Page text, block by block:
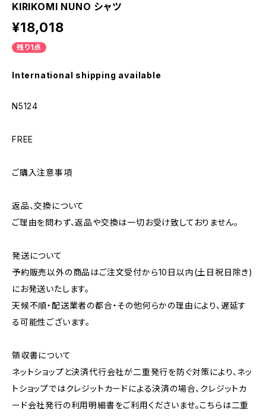
KIRIKOMI NUNO シャツ
¥18,018
残り1点
International shipping available
N5124
FREE
ご購入注意事項
返品、交換について
ご理由を問わず、返品や交換は一切お受け致しておりません。
発送について
予約販売以外の商品はご注文受付から10日以内(土日祝日除き)
にお発送いたします。
天候不順・配送業者の都合・その他何らかの理由により、遅延す
る可能性ございます。
領収書について
ネットショップと決済代行会社が二重発行を防ぐ対策により、ネッ
トショップではクレジットカードによる決済の場合、クレジットカ
ード会社発行の利用明細書をご利用くださいませ。こちらは二重